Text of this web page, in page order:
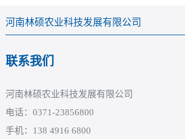
河南林硕农业科技发展有限公司
联系我们
河南林硕农业科技发展有限公司
电话：0371-23856800
手机：138 4916 6800